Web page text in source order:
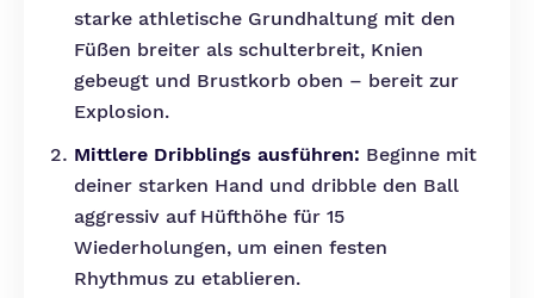
starke athletische Grundhaltung mit den
Füßen breiter als schulterbreit, Knien
gebeugt und Brustkorb oben – bereit zur
Explosion.
Mittlere Dribblings ausführen: Beginne mit
deiner starken Hand und dribble den Ball
aggressiv auf Hüfthöhe für 15
Wiederholungen, um einen festen
Rhythmus zu etablieren.